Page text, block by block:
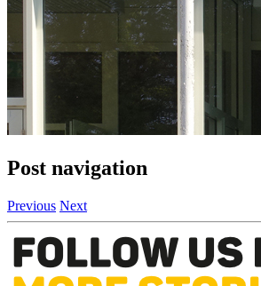
Post navigation
Previous Next